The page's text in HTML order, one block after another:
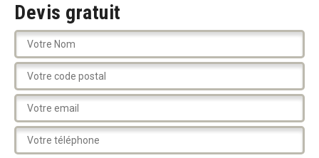
Devis gratuit